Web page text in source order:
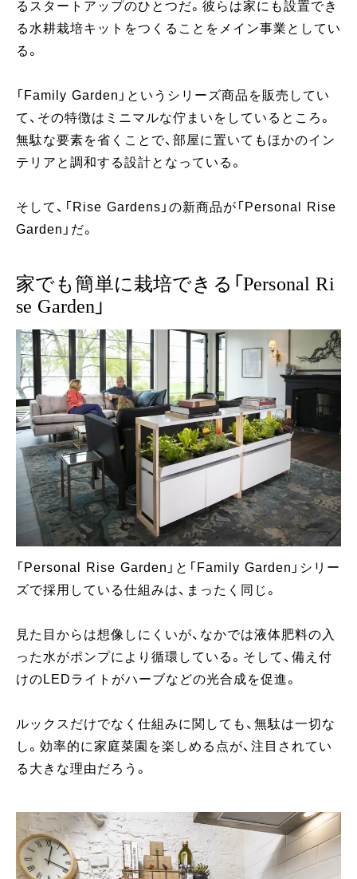
るスタートアップのひとつだ。彼らは家にも設置でき
る水耕栽培キットをつくることをメイン事業としてい
る。
「Family Garden」というシリーズ商品を販売してい
て、その特徴はミニマルな佇まいをしているところ。
無駄な要素を省くことで、部屋に置いてもほかのイン
テリアと調和する設計となっている。
そして、「Rise Gardens」の新商品が「Personal Rise
Garden」だ。
家でも簡単に栽培できる「Personal Ri
se Garden」
「Personal Rise Garden」と「Family Garden」シリー
ズで採用している仕組みは、まったく同じ。
見た目からは想像しにくいが、なかでは液体肥料の入
った水がポンプにより循環している。そして、備え付
けのLEDライトがハーブなどの光合成を促進。
ルックスだけでなく仕組みに関しても、無駄は一切な
し。効率的に家庭菜園を楽しめる点が、注目されてい
る大きな理由だろう。